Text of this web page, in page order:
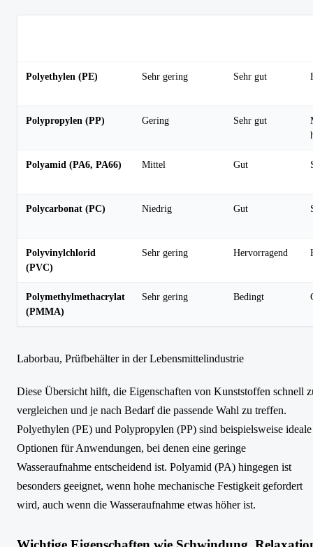
Polyethylen (PE) Sehr gering Sehr gut
Polypropylen (PP) Gering Sehr gut
Polyamid (PA6, PA66) Mittel Gut
Polycarbonat (PC) Niedrig Gut
Polyvinylchlorid
(PVC)
Sehr gering Hervorragend
Polymethylmethacrylat
(PMMA)
Sehr gering Bedingt
Laborbau, Prüfbehälter in der Lebensmittelindustrie
Diese Übersicht hilft, die Eigenschaften von Kunststoffen schnell
vergleichen und je nach Bedarf die passende Wahl zu treffen.
Polyethylen (PE) und Polypropylen (PP) sind beispielsweise ideale
Optionen für Anwendungen, bei denen eine geringe
Wasseraufnahme entscheidend ist. Polyamid (PA) hingegen ist
besonders geeignet, wenn hohe mechanische Festigkeit gefordert
wird, auch wenn die Wasseraufnahme etwas höher ist.